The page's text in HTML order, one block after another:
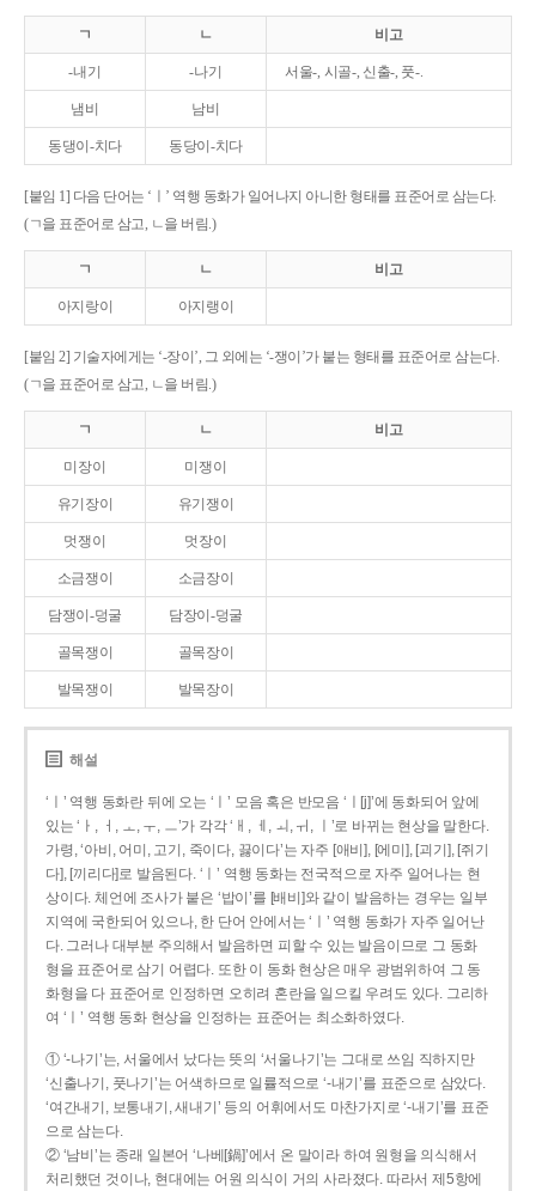
ㄱ ㄴ 비고
-내기 -나기 서울-, 시골-, 신출-, 풋-.
냄비 남비
동댕이-치다 동당이-치다
[붙임 1] 다음 단어는 ‘ㅣ’ 역행 동화가 일어나지 아니한 형태를 표준어로 삼는다.
(ㄱ을 표준어로 삼고, ㄴ을 버림.)
ㄱ ㄴ 비고
아지랑이 아지랭이
[붙임 2] 기술자에게는 ‘-장이’, 그 외에는 ‘-쟁이’가 붙는 형태를 표준어로 삼는다.
(ㄱ을 표준어로 삼고, ㄴ을 버림.)
ㄱ ㄴ 비고
미장이 미쟁이
유기장이 유기쟁이
멋쟁이 멋장이
소금쟁이 소금장이
담쟁이-덩굴 담장이-덩굴
골목쟁이 골목장이
발목쟁이 발목장이
해설
‘ㅣ’ 역행 동화란 뒤에 오는 ‘ㅣ’ 모음 혹은 반모음 ‘ㅣ[j]’에 동화되어 앞에
있는 ‘ㅏ, ㅓ, ㅗ, ㅜ, ㅡ’가 각각 ‘ㅐ, ㅔ, ㅚ, ㅟ, ㅣ’로 바뀌는 현상을 말한다.
가령, ‘아비, 어미, 고기, 죽이다, 끓이다’는 자주 [애비], [에미], [괴기], [쥐기
다], [끼리다]로 발음된다. ‘ㅣ’ 역행 동화는 전국적으로 자주 일어나는 현
상이다. 체언에 조사가 붙은 ‘밥이’를 [배비]와 같이 발음하는 경우는 일부
지역에 국한되어 있으나, 한 단어 안에서는 ‘ㅣ’ 역행 동화가 자주 일어난
다. 그러나 대부분 주의해서 발음하면 피할 수 있는 발음이므로 그 동화
형을 표준어로 삼기 어렵다. 또한 이 동화 현상은 매우 광범위하여 그 동
화형을 다 표준어로 인정하면 오히려 혼란을 일으킬 우려도 있다. 그리하
여 ‘ㅣ’ 역행 동화 현상을 인정하는 표준어는 최소화하였다.
① ‘-나기’는, 서울에서 났다는 뜻의 ‘서울나기’는 그대로 쓰임 직하지만
‘신출나기, 풋나기’는 어색하므로 일률적으로 ‘-내기’를 표준으로 삼았다.
‘여간내기, 보통내기, 새내기’ 등의 어휘에서도 마찬가지로 ‘-내기’를 표준
으로 삼는다.
② ‘남비’는 종래 일본어 ‘나베[鍋]’에서 온 말이라 하여 원형을 의식해서
처리했던 것이나, 현대에는 어원 의식이 거의 사라졌다. 따라서 제5항에